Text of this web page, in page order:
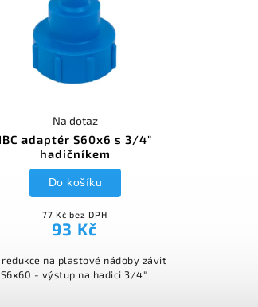
IBC adaptér S60x6 s 3/4"
hadičníkem
Na dotaz
77 Kč bez DPH
93 Kč
Do košíku
redukce na plastové nádoby závit
S6x60 - výstup na hadici 3/4"